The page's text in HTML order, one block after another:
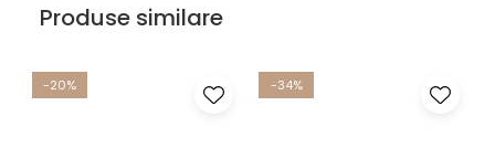
Produse similare
-20% -34%